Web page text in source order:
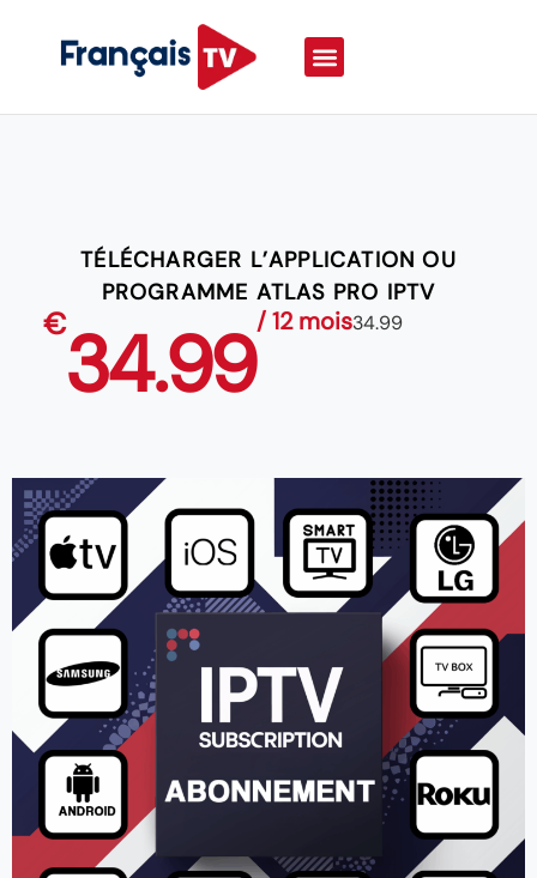
TÉLÉCHARGER L’APPLICATION OU
PROGRAMME ATLAS PRO IPTV
€34.99/ 12 mois34.99